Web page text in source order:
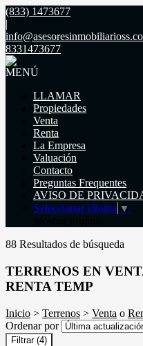
(833) 1473677
|
8331473677
MENÚ
LLAMAR
Propiedades
Venta
Renta
La Empresa
Valuación
Contacto
Preguntas Frequentes
AVISO DE
Seleccionar idioma ▼
88 Resultados de búsqueda
TERRENOS EN
RENTA TEMP
Inicio > Terrenos > Venta o
Ordenar por
Filtrar (4)